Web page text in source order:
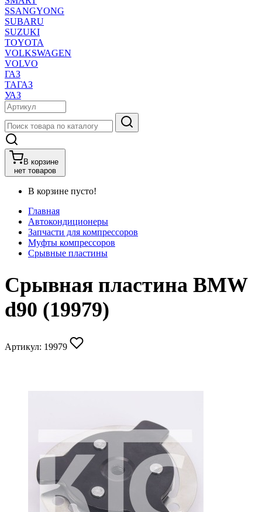
SSANGYONG
SUBARU
SUZUKI
TOYOTA
VOLKSWAGEN
VOLVO
ГАЗ
ТАГАЗ
УАЗ
В корзине
нет товаров
В корзине пусто!
Главная
Автокондиционеры
Запчасти для компрессоров
Муфты компрессоров
Срывные пластины
Срывная пластина BMW
d90 (19979)
Артикул: 19979